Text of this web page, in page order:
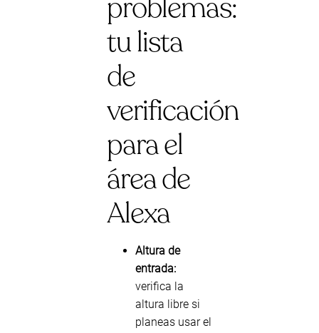
problemas:
tu lista
de
verificación
para el
área de
Alexa
Altura de
entrada:
verifica la
altura libre si
planeas usar el